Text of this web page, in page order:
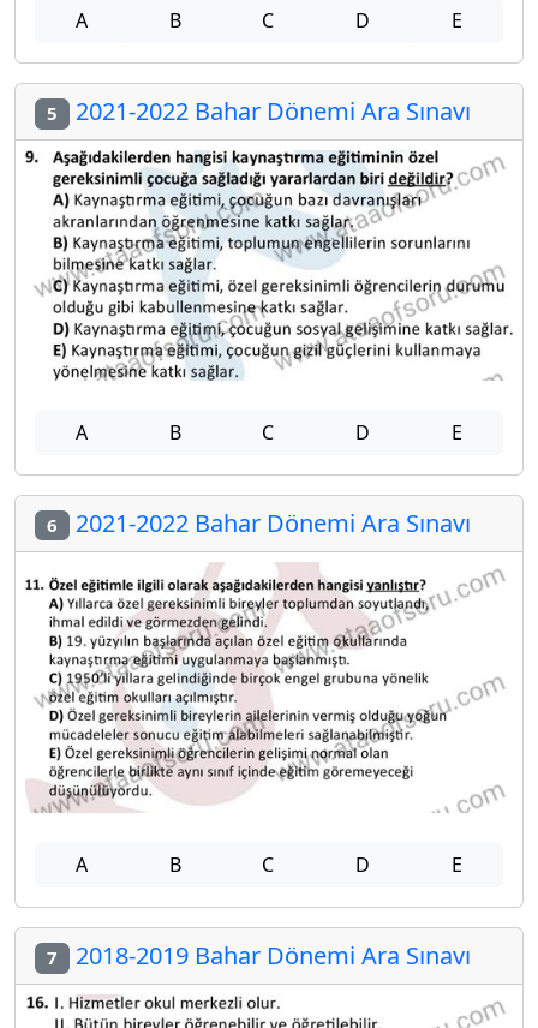
A B C D E
5 2021-2022 Bahar Dönemi Ara Sınavı
A B C D E
6 2021-2022 Bahar Dönemi Ara Sınavı
A B C D E
7 2018-2019 Bahar Dönemi Ara Sınavı